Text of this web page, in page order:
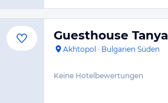
Guesthouse Tanya
Akhtopol · Bulgarien Süden
Keine Hotelbewertungen